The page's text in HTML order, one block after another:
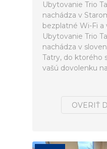
Ubytovanie Trio
nachádza v
bezplatné Wi-Fi a
Ubytovanie Trio
nachádza v
Tatry, do ktorého
vašú dovolenku
OVERIŤ